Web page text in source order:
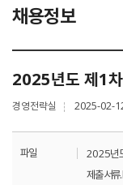
채용정보
2025년도 제1
경영전략실
2025-02-
파일
2025년
제출서